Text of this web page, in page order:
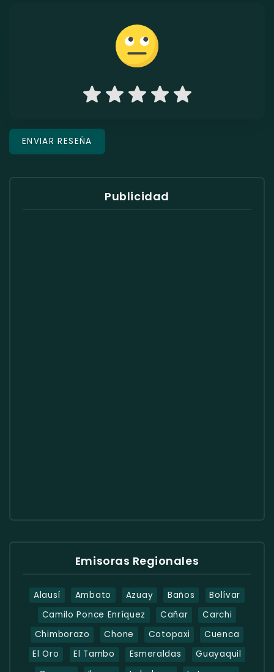
Publicidad
Emisoras Regionales
Alausí Ambato Azuay Baños
Bolívar
Camilo Ponce Enríquez
Cañar
Carchi
Chimborazo
Chone Cotopaxi
Cuenca
El Oro
El Tambo Esmeraldas
Guayaquil